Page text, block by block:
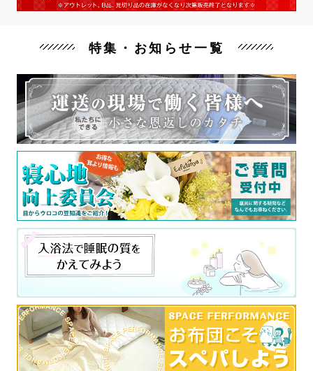
特集・お知らせ一覧